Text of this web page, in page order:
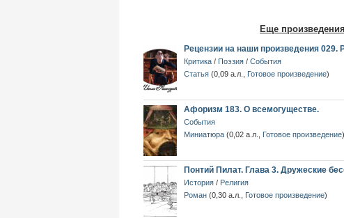
Еще
Рецензии на наши произведения 029.
Критика/ Поэзия/ События
Статья(0,09 а.л. Готовое произведение)
Афоризм 183. О всемогуществе.
События
Миниатюра(0,02 а.л. Готовое произведение)
Понтий Пилат. Глава 3. Дружеские
История/ Религия
Роман(0,30 а.л. Готовое произведение)